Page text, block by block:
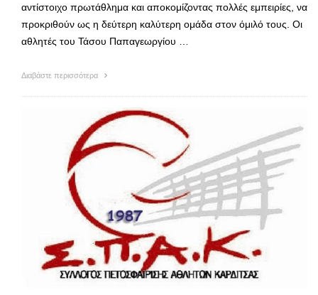
αντίστοιχο πρωτάθλημα και αποκομίζοντας πολλές εμπειρίες, να
προκριθούν ως η δεύτερη καλύτερη ομάδα στον όμιλό τους. Οι
αθλητές του Τάσου Παπαγεωργίου …
Διαβάστε περισσότερα